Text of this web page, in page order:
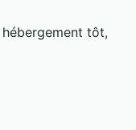
tôt,